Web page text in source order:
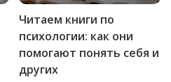
Читаем книги по
психологии: как они
помогают понять себя и
других